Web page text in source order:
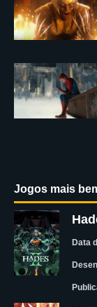
Jogos mais
Data